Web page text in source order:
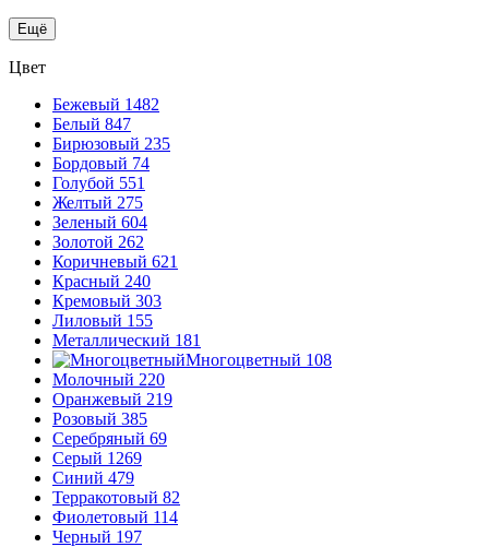
Ещё
Цвет
Бежевый 1482
Белый 847
Бирюзовый 235
Бордовый 74
Голубой 551
Желтый 275
Зеленый 604
Золотой 262
Коричневый 621
Красный 240
Кремовый 303
Лиловый 155
Металлический 181
Многоцветный 108
Молочный 220
Оранжевый 219
Розовый 385
Серебряный 69
Серый 1269
Синий 479
Терракотовый 82
Фиолетовый 114
Черный 197